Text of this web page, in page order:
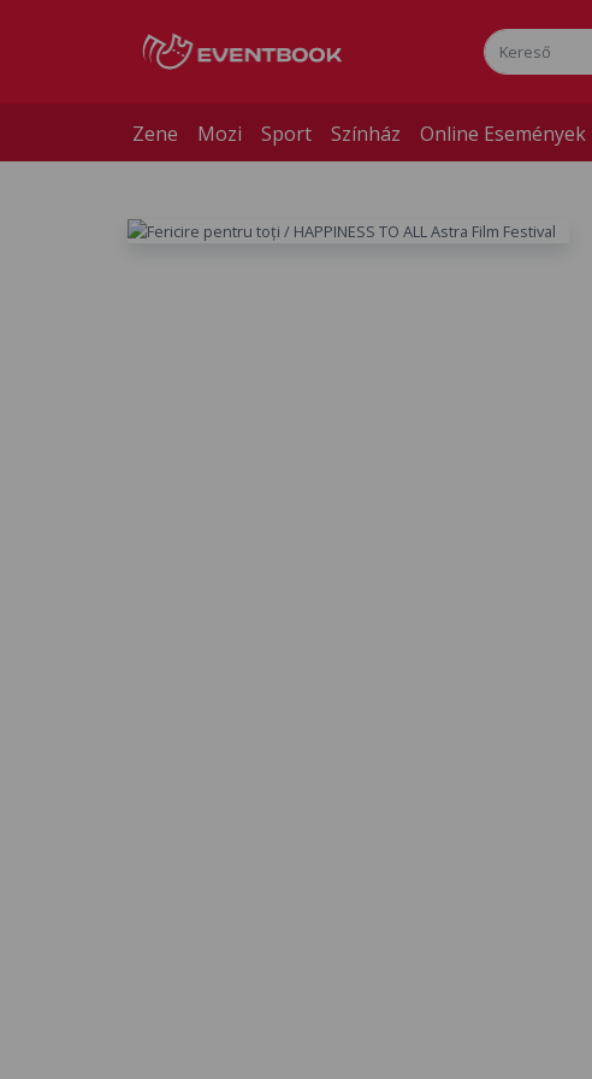
Zene Mozi Sport Színház Online Események